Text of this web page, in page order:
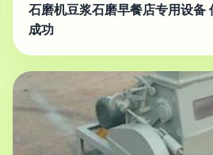
石磨机豆浆石磨早餐店专用设备
成功